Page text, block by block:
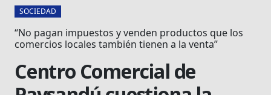
SOCIEDAD
“No pagan impuestos y venden productos que los
comercios locales también tienen a la venta”
Centro Comercial de